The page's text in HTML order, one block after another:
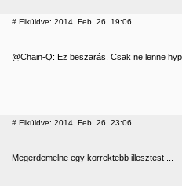
# Elküldve: 2014. Feb. 26. 19:06
@Chain-Q: Ez beszarás. Csak ne lenne
# Elküldve: 2014. Feb. 26. 23:06
Megerdemelne egy korrektebb illesztest ...